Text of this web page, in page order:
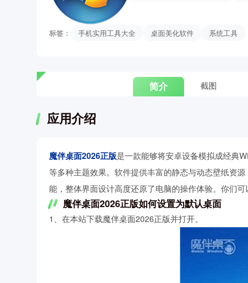
标签： 手机实用工具大全 桌面美化软件 系统工具
简介 截图
应用介绍
魔伴桌面2026正版是一款能够将安卓设备模拟成经典
等多种主题效果。软件提供丰富的静态与动态壁纸资
能，整体界面设计高度还原了电脑的操作体验。你们
魔伴桌面2026正版如何设置为默认桌面
1、在本站下载魔伴桌面2026正版并打开。